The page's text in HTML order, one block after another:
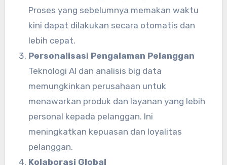
Proses yang sebelumnya memakan waktu
kini dapat dilakukan secara otomatis dan
lebih cepat.
Personalisasi Pengalaman Pelanggan
Teknologi AI dan analisis big data
memungkinkan perusahaan untuk
menawarkan produk dan layanan yang lebih
personal kepada pelanggan. Ini
meningkatkan kepuasan dan loyalitas
pelanggan.
Kolaborasi Global